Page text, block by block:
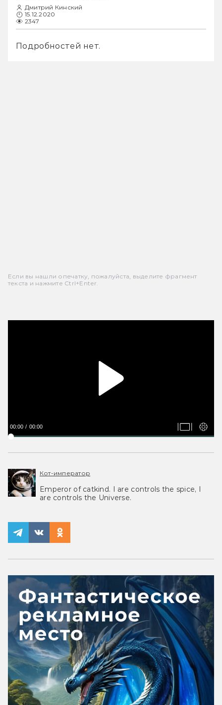
Дмитрий Кинский
15.12.2020
2347
Подробностей нет.
Если вы нашли опечатку, пожалуйста, выделите фрагмент
текста и нажмите Ctrl+Enter.
00:00 00:00
Кот-император
Emperor of catkind. I are controls the spice, I
are controls the Universe.